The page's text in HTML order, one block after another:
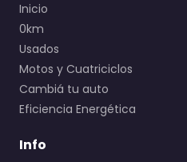
Inicio
0km
Usados
Motos y Cuatriciclos
Cambiá tu auto
Eficiencia Energética
Info